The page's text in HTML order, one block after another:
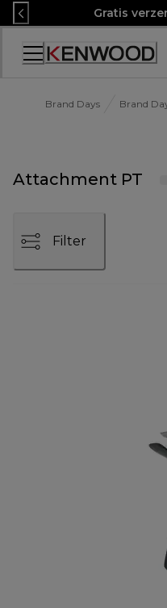
Skip
to
Content
Gratis
Brand Days Brand
Attachment PT
Filter